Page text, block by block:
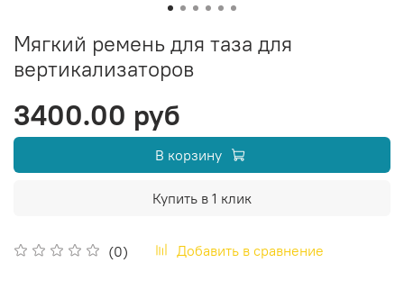
Мягкий ремень для таза для
вертикализаторов
(0) Добавить в сравнение
3400.00 руб
В корзину
Купить в 1 клик